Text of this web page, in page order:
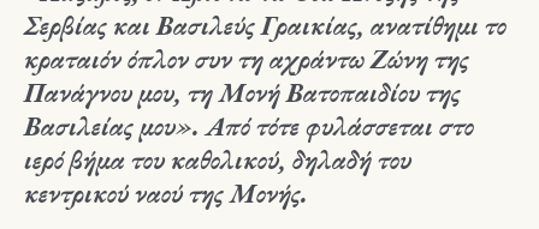
Σερβίας και Βασιλεύς Γραικίας, ανατίθημι το
κραταιόν όπλον συν τη αχράντω Ζώνη της
Πανάγνου μου, τη Μονή Βατοπαιδίου της
Βασιλείας μου». Από τότε φυλάσσεται στο
ιερό βήμα του καθολικού, δηλαδή του
κεντρικού ναού της Μονής.